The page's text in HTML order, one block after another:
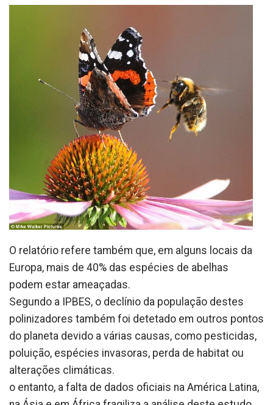
O relatório refere também que, em alguns locais da
Europa, mais de 40% das espécies de abelhas
podem estar ameaçadas.
Segundo a IPBES, o declínio da população destes
polinizadores também foi detetado em outros pontos
do planeta devido a várias causas, como pesticidas,
poluição, espécies invasoras, perda de habitat ou
alterações climáticas.
o entanto, a falta de dados oficiais na América Latina,